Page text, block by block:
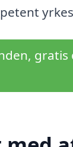
gratis